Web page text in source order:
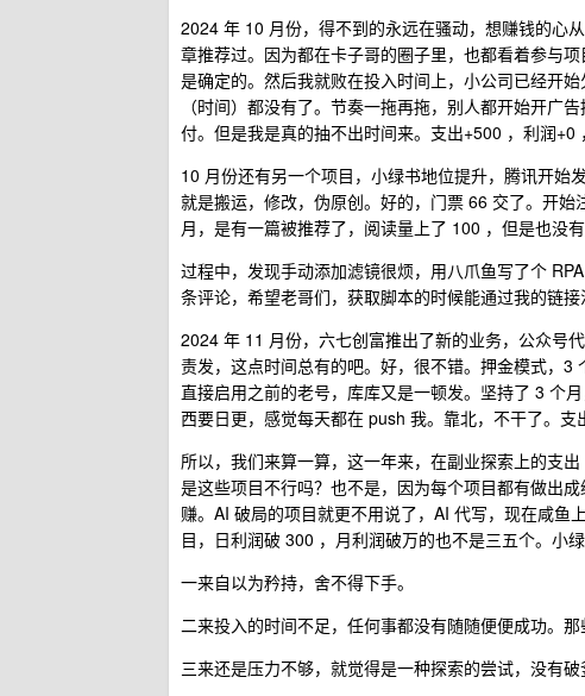
2024 年 10 月份，得不到的永远在骚动，想赚钱的心
章推荐过。因为都在卡子哥的圈子里，也都看着参与
是确定的。然后我就败在投入时间上，小公司已经开
（时间）都没有了。节奏一拖再拖，别人都开始开广
付。但是我是真的抽不出时间来。支出+500 ，利润+0
10 月份还有另一个项目，小绿书地位提升，腾讯开始
就是搬运，修改，伪原创。好的，门票 66 交了。开
月，是有一篇被推荐了，阅读量上了 100 ，但是也没
过程中，发现手动添加滤镜很烦，用八爪鱼写了个
条评论，希望老哥们，获取脚本的时候能通过我的链接
2024 年 11 月份，六七创富推出了新的业务，公众号
责发，这点时间总有的吧。好，很不错。押金模式，3
直接启用之前的老号，库库又是一顿发。坚持了 3 个
西要日更，感觉每天都在 push 我。靠北，不干了。
所以，我们来算一算，这一年来，在副业探索上的支
是这些项目不行吗？也不是，因为每个项目都有做出
赚。AI 破局的项目就更不用说了，AI 代写，现在咸鱼
目，日利润破 300 ，月利润破万的也不是三五个。小
一来自以为矜持，舍不得下手。
二来投入的时间不足，任何事都没有随随便便成功。
三来还是压力不够，就觉得是一种探索的尝试，没有破